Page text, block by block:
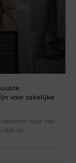
voor zakelijke
voor veel
op